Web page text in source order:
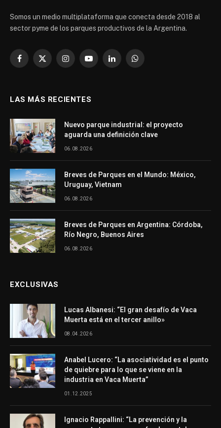
Somos un medio multiplataforma que conecta desde 2018 al
sector pyme de los parques productivos de la Argentina.
Facebook
X
InstagramYouTubeLinkedInWhatsApp
LAS MÁS RECIENTES
Nuevo parque industrial: el proyecto
aguarda una definición clave
06.08.2026
Breves de Parques en el Mundo: México,
Uruguay, Vietnam
06.08.2026
Breves de Parques en Argentina: Córdoba,
Río Negro, Buenos Aires
06.08.2026
EXCLUSIVAS
Lucas Albanesi: “El gran desafío de Vaca
Muerta está en el tercer anillo»
08.04.2026
Anabel Lucero: “La asociatividad es el punto
de quiebre para lo que se viene en la
industria en Vaca Muerta”
01.12.2025
Ignacio Rappallini: “La prevención y la